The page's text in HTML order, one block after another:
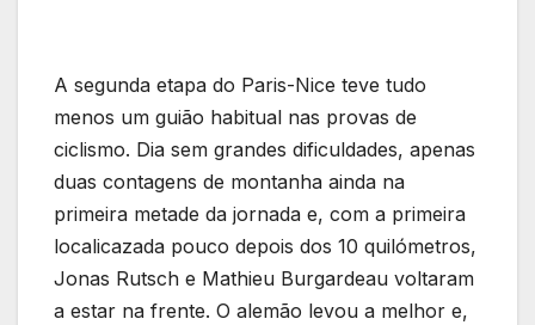
A segunda etapa do Paris-Nice teve tudo
menos um guião habitual nas provas de
ciclismo. Dia sem grandes dificuldades, apenas
duas contagens de montanha ainda na
primeira metade da jornada e, com a primeira
localicazada pouco depois dos 10 quilómetros,
Jonas Rutsch e Mathieu Burgardeau voltaram
a estar na frente. O alemão levou a melhor e,